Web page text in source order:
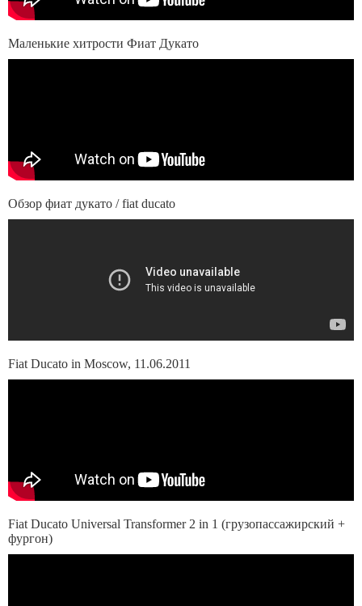
Маленькие хитрости Фиат Дукато
Обзор фиат дукато / fiat ducato
Fiat Ducato in Moscow, 11.06.2011
Fiat Ducato Universal Transformer 2 in 1 (грузопассажирский +
фургон)